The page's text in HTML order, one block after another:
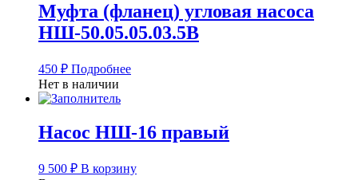
Муфта (фланец) угловая насоса
НШ-50.05.05.03.5В
450 ₽ Подробнее
Нет в наличии
Насос НШ-16 правый
9 500 ₽ В корзину